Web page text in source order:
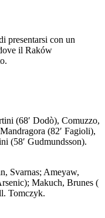
presentarsi con un
il Raków
(68′ Dodò), Comuzzo,
(82′ Fagioli),
(58′ Gudmundsson).
Svarnas; Ameyaw,
Makuch, Brunes (
Tomczyk.